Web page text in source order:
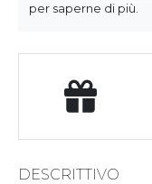
per saperne di più.
DESCRITTIVO